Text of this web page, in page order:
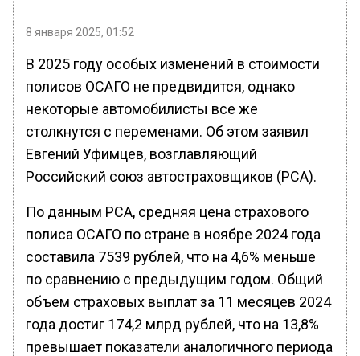
8 января 2025, 01:52
В 2025 году особых изменений в стоимости
полисов ОСАГО не предвидится, однако
некоторые автомобилисты все же
столкнутся с переменами. Об этом заявил
Евгений Уфимцев, возглавляющий
Российский союз автостраховщиков (РСА).
По данным РСА, средняя цена страхового
полиса ОСАГО по стране в ноябре 2024 года
составила 7539 рублей, что на 4,6% меньше
по сравнению с предыдущим годом. Общий
объем страховых выплат за 11 месяцев 2024
года достиг 174,2 млрд рублей, что на 13,8%
превышает показатели аналогичного периода